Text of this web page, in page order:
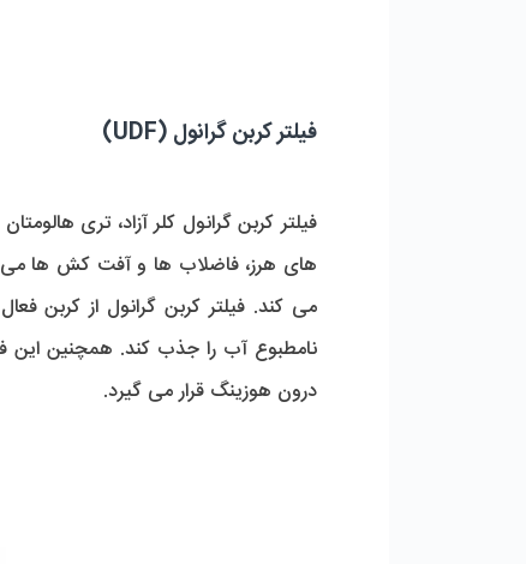
فیلتر کربن گرانول (UDF)
فیلتر کربن گرانول کلر آزاد، تری
های هرز، فاضلاب ها و آفت کش ها می
می کند. فیلتر کربن گرانول از کربن
درون هوزینگ قرار می گیرد.